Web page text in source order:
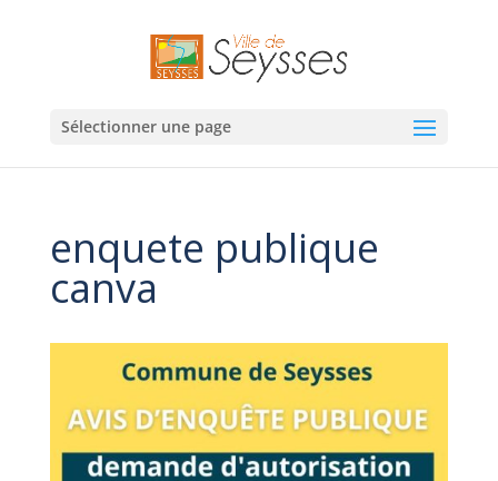
Sélectionner une page
enquete publique
canva